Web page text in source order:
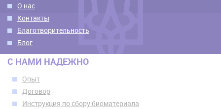
О нас
Контакты
Благотворительность
Блог
С НАМИ НАДЕЖНО
Опыт
Договор
Инструкция по сбору биоматериала